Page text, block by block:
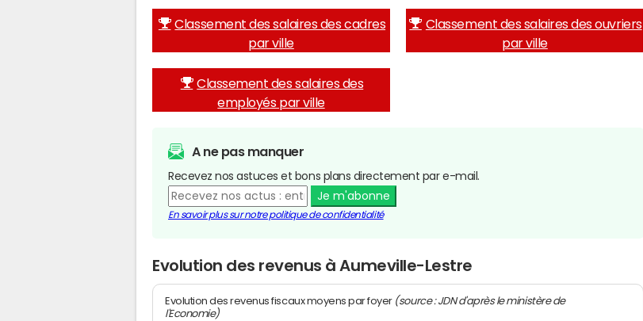
Classement des salaires des cadres
par ville
Classement des salaires des ouvriers
par ville
Classement des salaires des
employés par ville
A ne pas manquer
Recevez nos astuces et bons plans directement par e-mail.
Je m'abonne
En savoir plus sur notre politique de confidentialité
Evolution des revenus à Aumeville-Lestre
Evolution des revenus fiscaux moyens par foyer (source : JDN d'après le ministère de
l'Economie)